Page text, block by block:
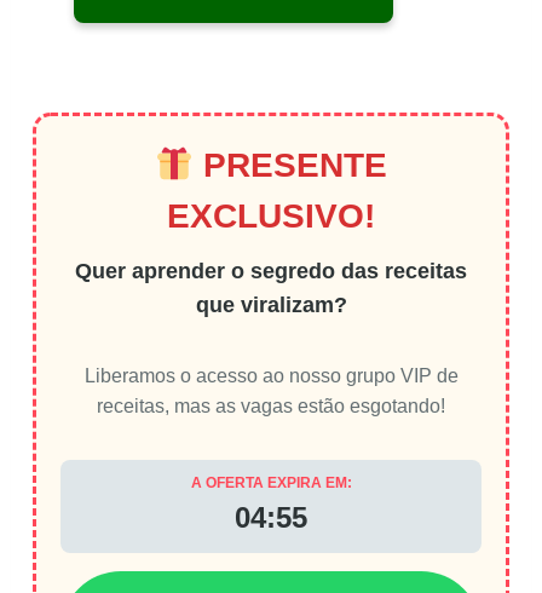
PRESENTE
EXCLUSIVO!
Quer aprender o segredo das receitas
que viralizam?
Liberamos o acesso ao nosso grupo VIP de
receitas, mas as vagas estão esgotando!
A OFERTA EXPIRA EM:
04:55